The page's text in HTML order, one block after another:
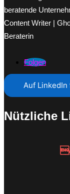
beratende
Content Writer |
Beraterin
Folgen
Auf LinkedIn
Nützliche